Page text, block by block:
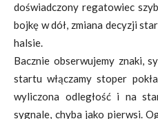
doświadczony regatowiec
bojkę w dół, zmiana decyzji
halsie.
Bacznie obserwujemy znaki,
startu włączamy stoper
wyliczona odległość i na
sygnale, chyba jako pierwsi.